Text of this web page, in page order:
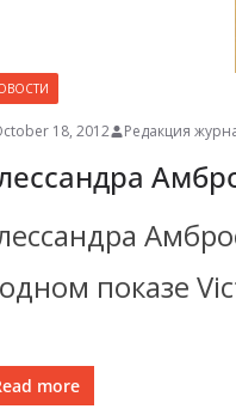
18, 2012 Редакция
показе
more